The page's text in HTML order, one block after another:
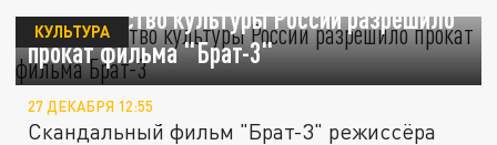
Министерство культуры России разрешило
прокат фильма "Брат-3"
КУЛЬТУРА
27 ДЕКАБРЯ 12:55
Скандальный фильм "Брат-3" режиссёра